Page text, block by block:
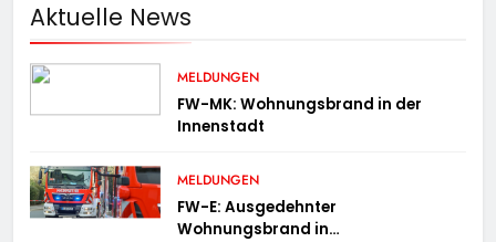
Aktuelle News
MELDUNGEN
FW-MK: Wohnungsbrand in der
Innenstadt
MELDUNGEN
FW-E: Ausgedehnter
Wohnungsbrand in